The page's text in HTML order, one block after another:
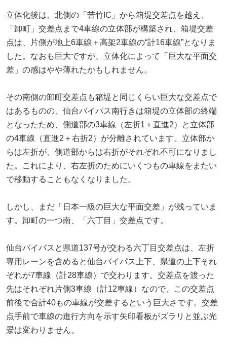
立体化後は、北側の「苦竹IC」から箱堤交差点を越え、
「卸町」交差点まで4車線の立体部が構築され、箱堤交差
点は、片側が地上6車線＋高架2車線の“計16車線”となりま
した。なおも巨大ですが、立体化によって「巨大な平面交
差」の感はやや薄れたかもしれません。
その南側の卸町交差点も箱堤と同じくらい巨大な交差点で
はあるものの、仙台バイパス南行きは箱堤の立体部の終端
となったため、側道部の3車線（左折1＋直進2）と立体部
の4車線（直進2＋右折2）が分離されています。立体部か
らは左折が、側道部からは右折がそれぞれ不可になりまし
た。これにより、右左折のためにいくつもの車線をまたい
で移動することもなくなりました。
しかし、まだ「日本一級の巨大な平面交差」が残っていま
す。卸町の一つ南、「六丁目」交差点です。
仙台バイパスと県道137号が交わる六丁目交差点は、左折
専用レーンを含めると仙台バイパス上下、県道の上下それ
ぞれが7車線（計28車線）で交わります。交差点を渡った
先はそれぞれ片側3車線（計12車線）なので、この交差点
前後で合計40もの車線が交差するという巨大さです。交差
点手前で車線の進行方向を示す矢印看板がズラリと並ぶ光
景は変わりません。